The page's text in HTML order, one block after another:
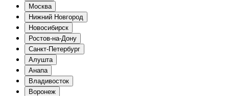
Москва
Нижний Новгород
Новосибирск
Ростов-на-Дону
Санкт-Петербург
Алушта
Анапа
Владивосток
Воронеж